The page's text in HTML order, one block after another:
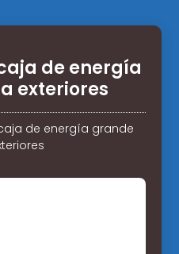
de energía
exteriores
de energía grande